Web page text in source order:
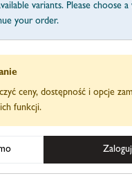
variants. Please choose
your order.
ceny, dostępność i opcje
funkcji.